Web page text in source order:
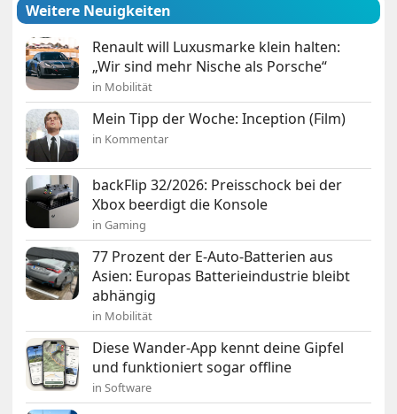
Weitere Neuigkeiten
Renault will Luxusmarke klein halten:
„Wir sind mehr Nische als Porsche“
in Mobilität
Mein Tipp der Woche: Inception (Film)
in Kommentar
backFlip 32/2026: Preisschock bei der
Xbox beerdigt die Konsole
in Gaming
77 Prozent der E-Auto-Batterien aus
Asien: Europas Batterieindustrie bleibt
abhängig
in Mobilität
Diese Wander-App kennt deine Gipfel
und funktioniert sogar offline
in Software